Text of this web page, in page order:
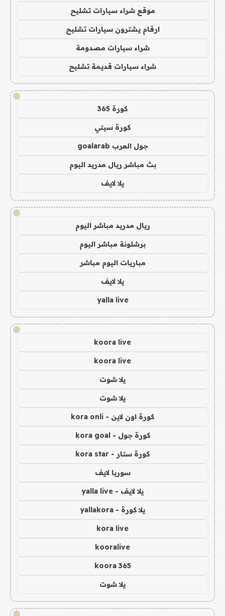
موقع شراء سيارات تشليح
ارقام يشترون سيارات تشليح
شراء سيارات مصدومة
شراء سيارات قديمة تشليح
!
كورة 365
كورة سيتي
جول العرب goalarab
بث مباشر ريال مدريد اليوم
يلا لايف
!
ريال مدريد مباشر اليوم
برشلونة مباشر اليوم
مباريات اليوم مباشر
يلا لايف
yalla live
!
koora live
koora live
يلا شوت
يلا شوت
كورة اون لاين - kora onli
كورة جول - kora goal
كورة ستار - kora star
سوريا لايف
يلا لايف - yalla live
يلا كورة - yallakora
kora live
kooralive
koora 365
يلا شوت
!